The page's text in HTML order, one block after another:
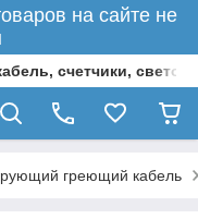
на сайте не
счетчики,
греющий кабель